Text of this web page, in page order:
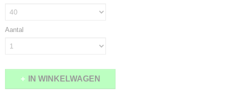
Aantal
IN WINKELWAGEN